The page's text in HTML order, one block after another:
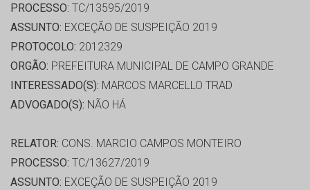
PROCESSO: TC/13595/2019
ASSUNTO: EXCEÇÃO DE SUSPEIÇÃO 2019
PROTOCOLO: 2012329
ORGÃO: PREFEITURA MUNICIPAL DE CAMPO GRANDE
INTERESSADO(S): MARCOS MARCELLO TRAD
ADVOGADO(S): NÃO HÁ
RELATOR: CONS. MARCIO CAMPOS MONTEIRO
PROCESSO: TC/13627/2019
ASSUNTO: EXCEÇÃO DE SUSPEIÇÃO 2019